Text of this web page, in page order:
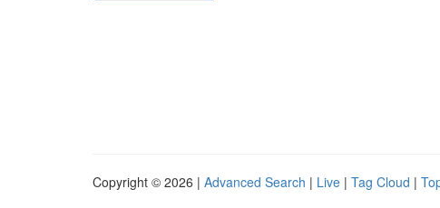
Copyright © 2026 | Advanced Search | Live | Tag Cloud |